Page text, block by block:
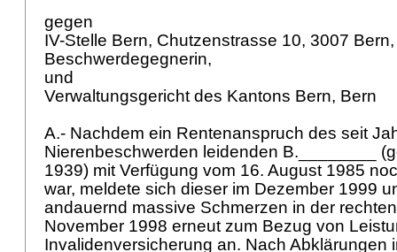
gegen
IV-Stelle Bern, Chutzenstrasse 10, 3007 Bern,
Beschwerdegegnerin,
und
Verwaltungsgericht des Kantons Bern, Bern
A.- Nachdem ein Rentenanspruch des seit
Nierenbeschwerden leidenden B.________
1939) mit Verfügung vom 16. August 1985
war, meldete sich dieser im Dezember 1999
andauernd massive Schmerzen in der
November 1998 erneut zum Bezug von
Invalidenversicherung an. Nach Abklärungen